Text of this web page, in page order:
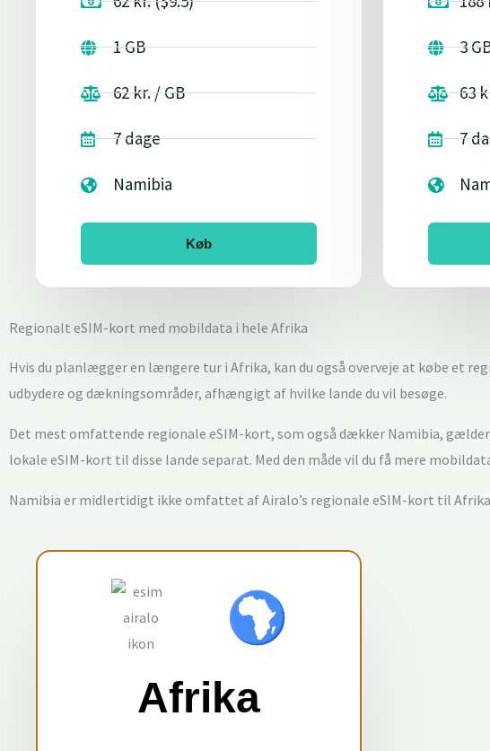
1 GB
62 kr. / GB
7 dage
Namibia
Køb
3
63
7
Regionalt eSIM-kort med mobildata i hele Afrika
Hvis du planlægger en længere tur i Afrika, kan du også overveje at købe et
udbydere og dækningsområder, afhængigt af hvilke lande du vil besøge.
Det mest omfattende regionale eSIM-kort, som også dækker Namibia, gælder
lokale eSIM-kort til disse lande separat. Med den måde vil du få mere
Namibia er midlertidigt ikke omfattet af Airalo’s regionale eSIM-kort til
Afrika